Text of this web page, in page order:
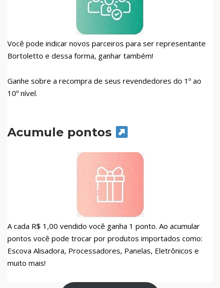
Você pode indicar novos parceiros para ser representante
Bortoletto e dessa forma, ganhar também!
Ganhe sobre a recompra de seus revendedores do 1º ao
10º nível.
Acumule pontos
A cada R$ 1,00 vendido você ganha 1 ponto. Ao acumular
pontos você pode trocar por produtos importados como:
Escova Alisadora, Processadores, Panelas, Eletrônicos e
muito mais!